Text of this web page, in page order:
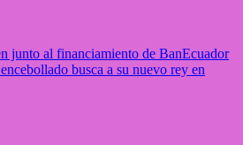
junto al financiamiento de BanEcuador
busca a su nuevo rey en